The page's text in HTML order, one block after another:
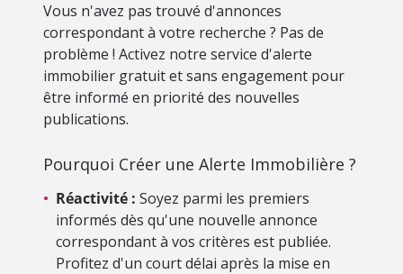
Vous n'avez pas trouvé d'annonces
correspondant à votre recherche ? Pas de
problème ! Activez notre service d'alerte
immobilier gratuit et sans engagement pour
être informé en priorité des nouvelles
publications.
Pourquoi Créer une Alerte Immobilière ?
• Réactivité : Soyez parmi les premiers
informés dès qu'une nouvelle annonce
correspondant à vos critères est publiée.
Profitez d'un court délai après la mise en